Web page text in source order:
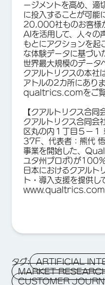
ージメントを高め、適
に投入することが可能
20,000社ものお客様
AIを活用して、人々の
もとにアクションを起
な体験データに基づい
世界最大規模のデータ
クアルトリクスの本社
アトルの2カ所にあり
qualtrics.comをご覧
【クアルトリクス合同
クアルトリクス合同会
区丸の内１丁目５ー１
37F、代表者：熊代
事業を開始した、
ユタ州プロボ)が100％
日本におけるクアルト
ト・導入支援を提供し
タグ:
ARTIFICIAL
MARKET
CUSTOMER